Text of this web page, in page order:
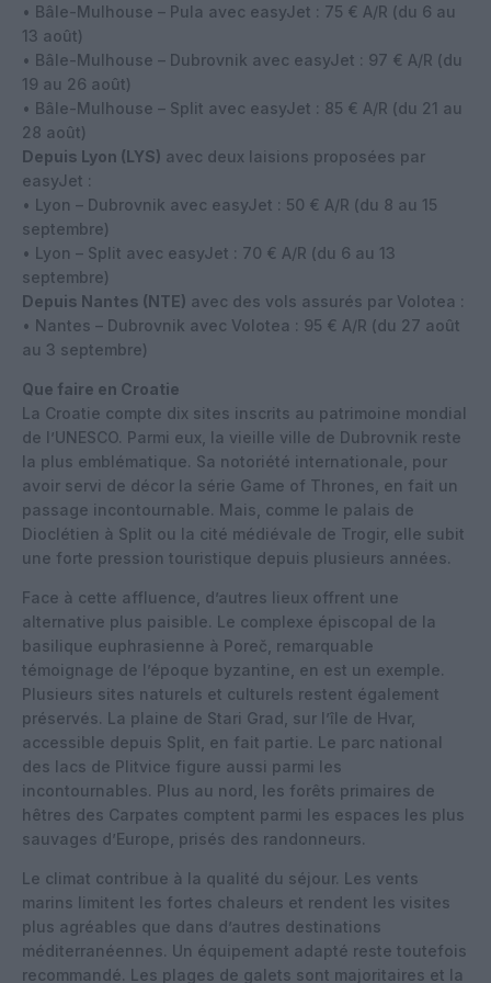
• Bâle-Mulhouse – Pula avec easyJet : 75 € A/R (du 6 au
13 août)
• Bâle-Mulhouse – Dubrovnik avec easyJet : 97 € A/R (du
19 au 26 août)
• Bâle-Mulhouse – Split avec easyJet : 85 € A/R (du 21 au
28 août)
Depuis Lyon (LYS) avec deux laisions proposées par
easyJet :
• Lyon – Dubrovnik avec easyJet : 50 € A/R (du 8 au 15
septembre)
• Lyon – Split avec easyJet : 70 € A/R (du 6 au 13
septembre)
Depuis Nantes (NTE) avec des vols assurés par Volotea :
• Nantes – Dubrovnik avec Volotea : 95 € A/R (du 27 août
au 3 septembre)
Que faire en Croatie
La Croatie compte dix sites inscrits au patrimoine mondial
de l’UNESCO. Parmi eux, la vieille ville de Dubrovnik reste
la plus emblématique. Sa notoriété internationale, pour
avoir servi de décor la série Game of Thrones, en fait un
passage incontournable. Mais, comme le palais de
Dioclétien à Split ou la cité médiévale de Trogir, elle subit
une forte pression touristique depuis plusieurs années.
Face à cette affluence, d’autres lieux offrent une
alternative plus paisible. Le complexe épiscopal de la
basilique euphrasienne à Poreč, remarquable
témoignage de l’époque byzantine, en est un exemple.
Plusieurs sites naturels et culturels restent également
préservés. La plaine de Stari Grad, sur l’île de Hvar,
accessible depuis Split, en fait partie. Le parc national
des lacs de Plitvice figure aussi parmi les
incontournables. Plus au nord, les forêts primaires de
hêtres des Carpates comptent parmi les espaces les plus
sauvages d’Europe, prisés des randonneurs.
Le climat contribue à la qualité du séjour. Les vents
marins limitent les fortes chaleurs et rendent les visites
plus agréables que dans d’autres destinations
méditerranéennes. Un équipement adapté reste toutefois
recommandé. Les plages de galets sont majoritaires et la